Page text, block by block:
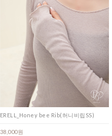
ERELL_Honey bee Rib(허니비립SS)
38,000원